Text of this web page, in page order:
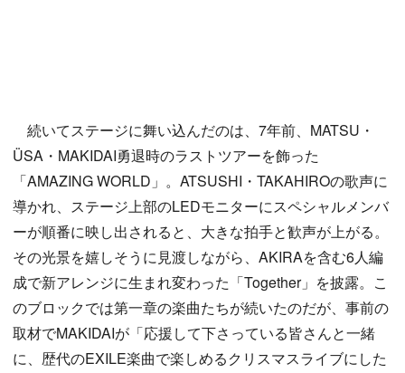
続いてステージに舞い込んだのは、7年前、MATSU・
ÜSA・MAKIDAI勇退時のラストツアーを飾った
「AMAZING WORLD」。ATSUSHI・TAKAHIROの歌声に
導かれ、ステージ上部のLEDモニターにスペシャルメンバ
ーが順番に映し出されると、大きな拍手と歓声が上がる。
その光景を嬉しそうに見渡しながら、AKIRAを含む6人編
成で新アレンジに生まれ変わった「Together」を披露。こ
のブロックでは第一章の楽曲たちが続いたのだが、事前の
取材でMAKIDAIが「応援して下さっている皆さんと一緒
に、歴代のEXILE楽曲で楽しめるクリスマスライブにした